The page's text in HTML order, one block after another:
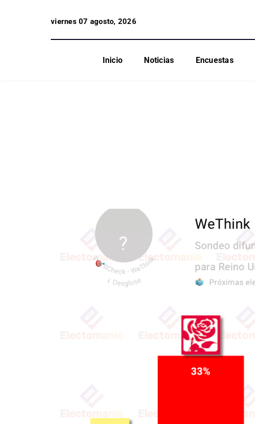
viernes 07 agosto, 2026
Inicio Noticias Encuestas